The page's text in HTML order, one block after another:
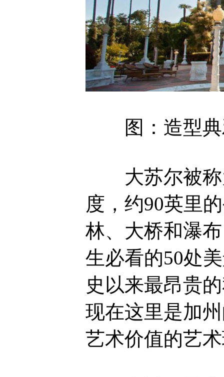
图：造型典
大苏尔被称
度，约90英里
林、大桥和瀑
生必看的50处
史以来最昂贵
现在这里是加
艺术价值的艺